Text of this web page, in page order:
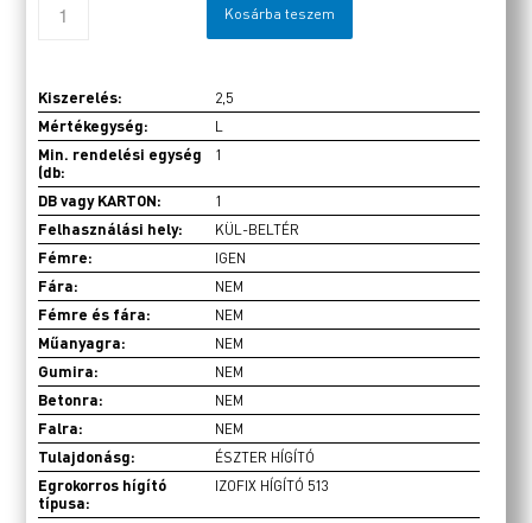
Kosárba teszem
Kiszerelés: 2,5
Mértékegység: L
Min. rendelési egység
(db:
1
DB vagy KARTON: 1
Felhasználási hely: KÜL-BELTÉR
Fémre: IGEN
Fára: NEM
Fémre és fára: NEM
Műanyagra: NEM
Gumira: NEM
Betonra: NEM
Falra: NEM
Tulajdonásg: ÉSZTER HÍGÍTÓ
Egrokorros hígító
típusa:
IZOFIX HÍGÍTÓ 513